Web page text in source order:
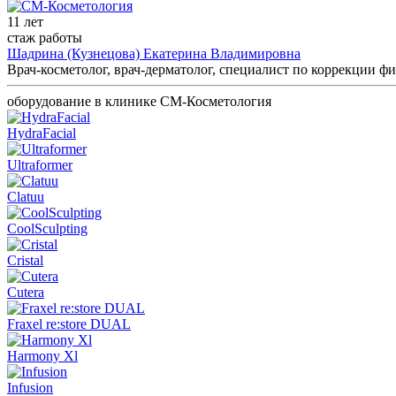
11 лет
стаж работы
Шадрина (Кузнецова) Екатерина Владимировна
Врач-косметолог, врач-дерматолог, специалист по коррекции
оборудование в клинике СМ-Косметология
HydraFacial
Ultraformer
Clatuu
CoolSculpting
Cristal
Cutera
Fraxel re:store DUAL
Harmony Xl
Infusion